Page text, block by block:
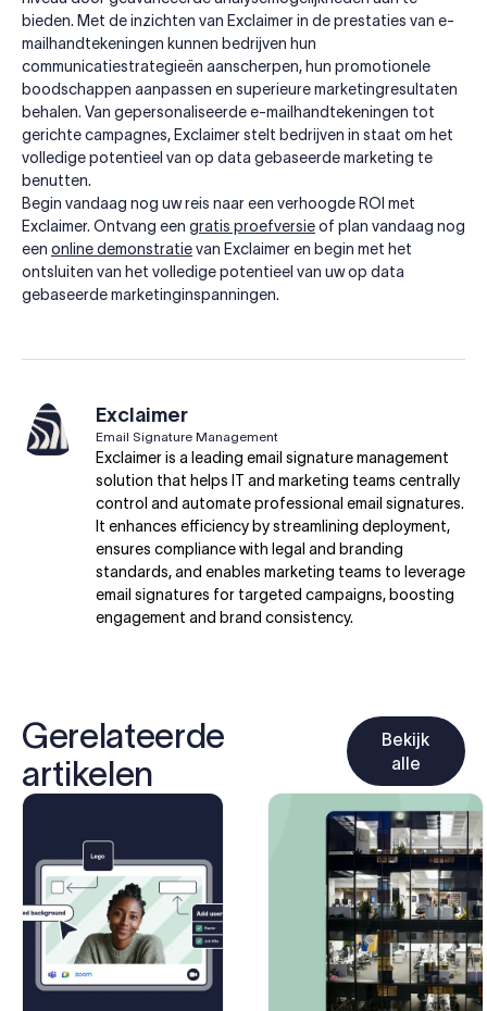
bieden. Met de inzichten van Exclaimer in de prestaties van e-
mailhandtekeningen kunnen bedrijven hun
communicatiestrategieën aanscherpen, hun promotionele
boodschappen aanpassen en superieure marketingresultaten
behalen. Van gepersonaliseerde e-mailhandtekeningen tot
gerichte campagnes, Exclaimer stelt bedrijven in staat om het
volledige potentieel van op data gebaseerde marketing te
benutten.
Begin vandaag nog uw reis naar een verhoogde ROI met
Exclaimer. Ontvang een gratis proefversieof plan vandaag nog
een online demonstratievan Exclaimer en begin met het
ontsluiten van het volledige potentieel van uw op data
gebaseerde marketinginspanningen.
Exclaimer
Email Signature Management
Exclaimer is a leading email signature management
solution that helps IT and marketing teams centrally
control and automate professional email signatures.
It enhances efficiency by streamlining deployment,
ensures compliance with legal and branding
standards, and enables marketing teams to leverage
email signatures for targeted campaigns, boosting
engagement and brand consistency.
Gerelateerde
artikelen
Bekijk
alle